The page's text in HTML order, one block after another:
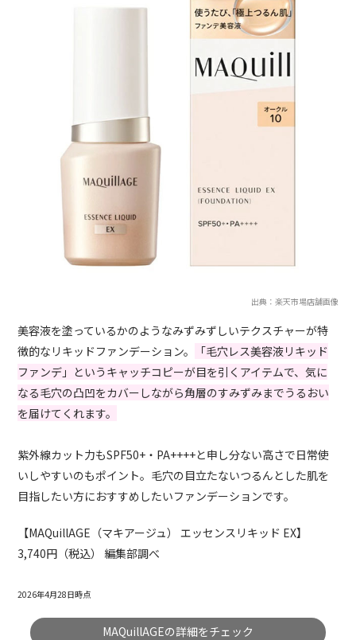
出典：楽天市場店舗画像
美容液を塗っているかのようなみずみずしいテクスチャーが特
徴的なリキッドファンデーション。
「毛穴レス美容液リキッド
ファンデ」というキャッチコピーが目を引くアイテムで、気に
なる毛穴の凸凹をカバーしながら角層のすみずみまでうるおい
を届けてくれます。
紫外線カット力もSPF50+・PA++++と申し分ない高さで日常使
いしやすいのもポイント。毛穴の目立たないつるんとした肌を
目指したい方におすすめしたいファンデーションです。
【MAQuillAGE（マキアージュ） エッセンスリキッド EX】
3,740円（税込） 編集部調べ
2026年4月28日時点
MAQuillAGEの詳細をチェック